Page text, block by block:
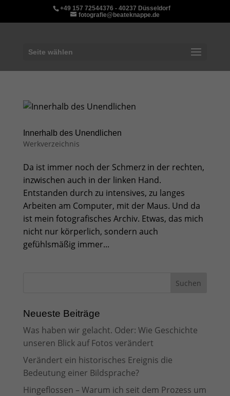
+49 157 72544376 - 40237 Düsseldorf
fotografie@beateknappe.de
Seite wählen
Innerhalb des Unendlichen
Werkverzeichnis
Da ist immer noch der Schmerz in der rechten,
inzwischen auch in der linken Hand.
Entstanden durch zu intensives, zu langes
Arbeiten am Computer, mit der Maus. Und da
ist mein fotografisches Archiv. Etwas, das mich
nicht nur körperlich, sondern auch
gefühlsmäßig immer...
Neueste Beiträge
Was haben wir gelacht. Oder: Wie Geschichte
unseren Blick auf Fotos verändert
Verändert ein historisches Ereignis die
Bedeutung einer Bildsprache?
Hingeflossen – Warum ich seit dem Prozess um